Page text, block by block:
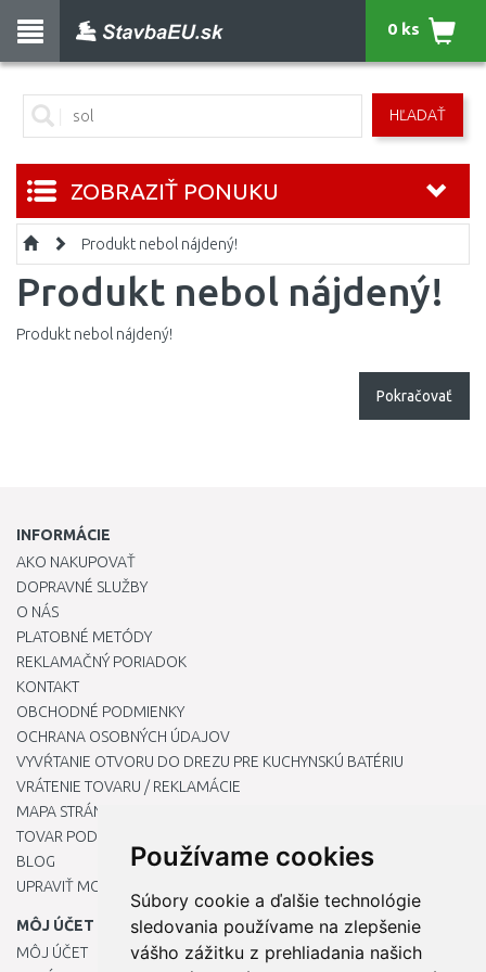
Používame cookies
Súbory cookie a ďalšie technológie
sledovania používame na zlepšenie
vášho zážitku z prehliadania našich
HĽADAŤ
0 ks
ZOBRAZIŤ PONUKU
Produkt nebol nájdený!
Produkt nebol nájdený!
Produkt nebol nájdený!
Pokračovať
INFORMÁCIE
AKO NAKUPOVAŤ
DOPRAVNÉ SLUŽBY
O NÁS
PLATOBNÉ METÓDY
REKLAMAČNÝ PORIADOK
KONTAKT
OBCHODNÉ PODMIENKY
OCHRANA OSOBNÝCH ÚDAJOV
VYVŔTANIE OTVORU DO DREZU PRE KUCHYNSKÚ BATÉRIU
VRÁTENIE TOVARU / REKLAMÁCIE
MAPA STRÁNOK
TOVAR PODĽA ZNAČIEK
BLOG
UPRAVIŤ MOJE PREDVOĽBY COOKIES
MÔJ ÚČET
MÔJ ÚČET